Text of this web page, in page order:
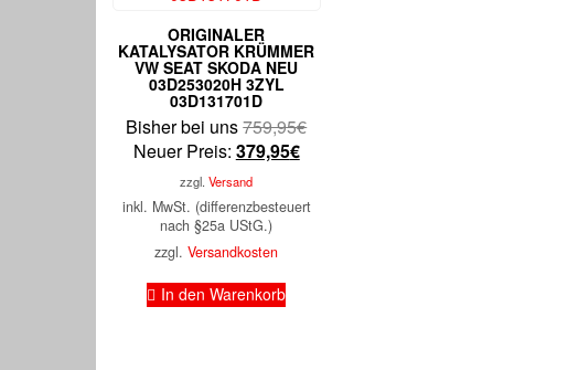
ORIGINALER
KATALYSATOR KRÜMMER
VW SEAT SKODA NEU
03D253020H 3ZYL
03D131701D
Bisher bei uns759,95€Ursprünglicher
759,95€
Neuer Preis: 379,95€Aktueller
ist:
zzgl.Versand
inkl. MwSt. (differenzbesteuert
nach §25a UStG.)
zzgl.Versandkosten
In den Warenkorb